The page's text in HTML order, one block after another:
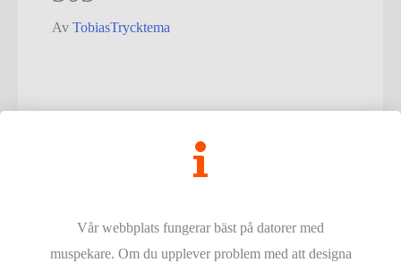
Vår webbplats fungerar bäst på datorer med
muspekare. Om du upplever problem med att designa
Av TobiasTrycktema
Copyright © - 2026Trycktema- Alla rättigheter reserverade.